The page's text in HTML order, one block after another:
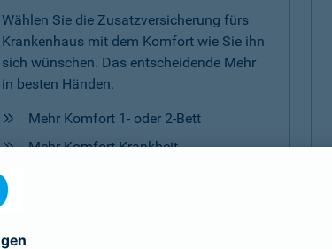
Wählen Sie die Zusatzversicherung fürs
Krankenhaus mit dem Komfort wie Sie ihn
sich wünschen. Das entscheidende Mehr
in besten Händen.
Mehr Komfort 1- oder 2-Bett
Mehr Komfort Krankheit